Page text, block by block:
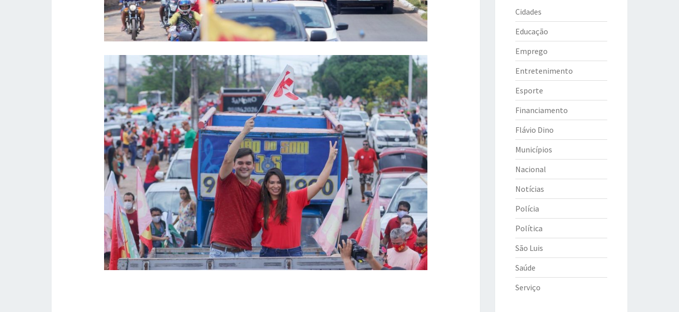
Cidades
Educação
Emprego
Entretenimento
Esporte
Financiamento
Flávio Dino
Municípios
Nacional
Notícias
Polícia
Política
São Luis
Saúde
Serviço